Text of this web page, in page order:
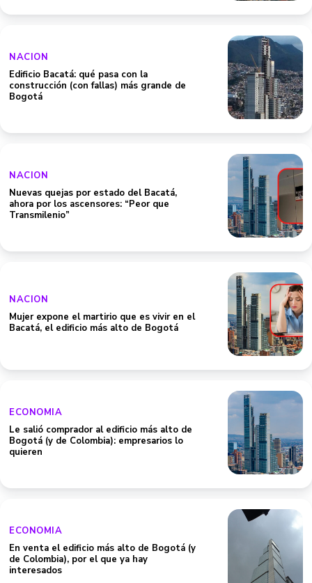
NACION
Edificio Bacatá: qué pasa con la
construcción (con fallas) más grande de
Bogotá
NACION
Nuevas quejas por estado del Bacatá,
ahora por los ascensores: “Peor que
Transmilenio”
NACION
Mujer expone el martirio que es vivir en el
Bacatá, el edificio más alto de Bogotá
ECONOMIA
Le salió comprador al edificio más alto de
Bogotá (y de Colombia): empresarios lo
quieren
ECONOMIA
En venta el edificio más alto de Bogotá (y
de Colombia), por el que ya hay
interesados